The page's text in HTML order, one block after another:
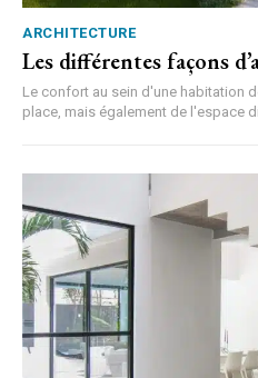
ARCHITECTURE
Les différentes façons
Le confort au sein d'une habitation
place, mais également de l'espace